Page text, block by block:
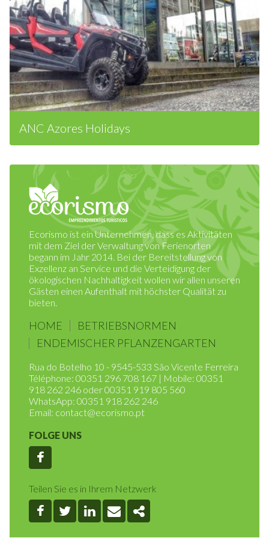
ANC Azores Holidays
Ecorismo ist ein Unternehmen, dass es Aktivitäten
mit dem Ziel der Verwaltung von Ferienorten
begann im Jahr 2014. Bei der Bereitstellung von
Exzellenz an Service und die Verteidigung der
ökologischen Nachhaltigkeit wollen wir allen unseren
Gästen einen Aufenthalt mit höchster Qualität zu
bieten.
HOME
BETRIEBSNORMEN
Rua do Botelho 10 - 9545-533 São Vicente Ferreira
Téléphone: 00351 296 708 167 | Mobile: 00351
918 262 246 oder 00351 919 805 560
WhatsApp: 00351 918 262 246
Email:contact@ecorismo.pt
FOLGE UNS
Facebook
Teilen Sie es in Ihrem Netzwerk
Facebook
TwitterLinkedin
EmailShare